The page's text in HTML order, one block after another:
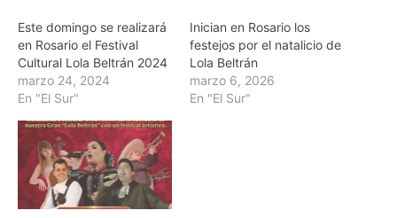
Este domingo se realizará
en Rosario el Festival
Cultural Lola Beltrán 2024
marzo 24, 2024
En "El Sur"
Inician en Rosario los
festejos por el natalicio de
Lola Beltrán
marzo 6, 2026
En "El Sur"